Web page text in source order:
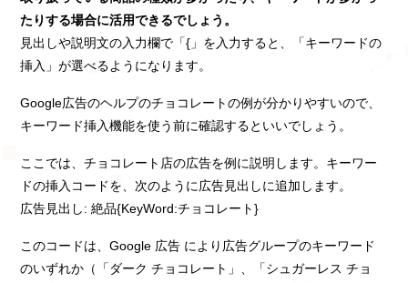
たりする場合に活用できるでしょう。
見出しや説明文の入力欄で「{」を入力すると、「キーワードの
挿入」が選べるようになります。
Google広告のヘルプのチョコレートの例が分かりやすいので、
キーワード挿入機能を使う前に確認するといいでしょう。
ここでは、チョコレート店の広告を例に説明します。キーワー
ドの挿入コードを、次のように広告見出しに追加します。
広告見出し: 絶品{KeyWord:チョコレート}
このコードは、Google 広告 により広告グループのキーワード
のいずれか（「ダーク チョコレート」、「シュガーレス チョ